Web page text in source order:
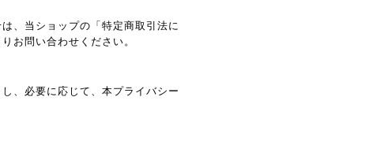
、当ショップの「特定商取引法に
お問い合わせください。
、必要に応じて、本プライバシー